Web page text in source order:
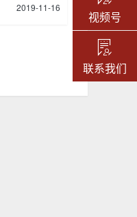
2019-11-16
视频号
联系我们